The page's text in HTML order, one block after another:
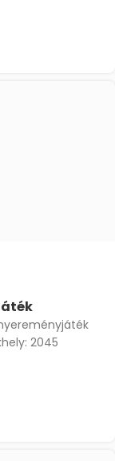
2045